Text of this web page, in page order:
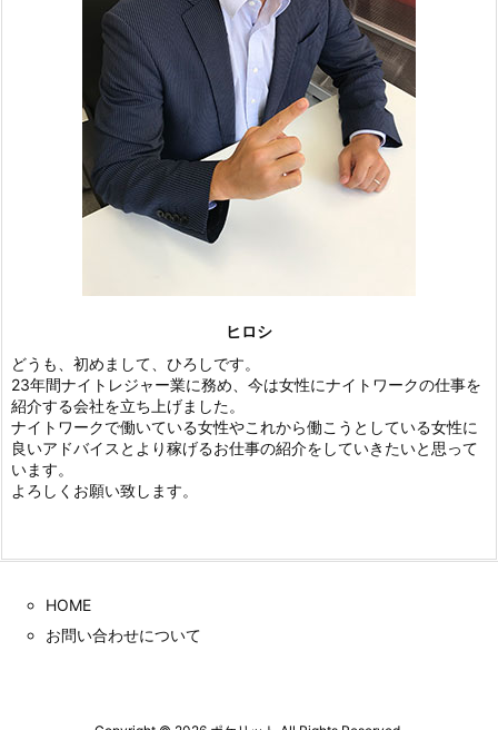
ヒロシ
どうも、初めまして、ひろしです。
23年間ナイトレジャー業に務め、今は女性にナイトワークの仕事を
紹介する会社を立ち上げました。
ナイトワークで働いている女性やこれから働こうとしている女性に
良いアドバイスとより稼げるお仕事の紹介をしていきたいと思って
います。
よろしくお願い致します。
HOME
お問い合わせについて